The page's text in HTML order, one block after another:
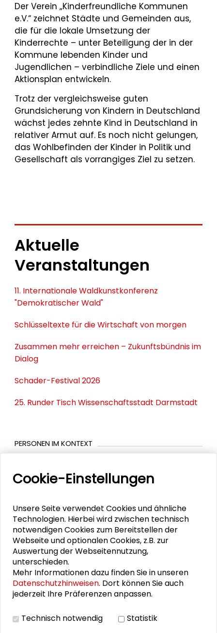
Der Verein „Kinderfreundliche Kommunen
e.V.“ zeichnet Städte und Gemeinden aus,
die für die lokale Umsetzung der
Kinderrechte – unter Beteiligung der in der
Kommune lebenden Kinder und
Jugendlichen – verbindliche Ziele und einen
Aktionsplan entwickeln.
Trotz der vergleichsweise guten
Grundsicherung von Kindern in Deutschland
wächst jedes zehnte Kind in Deutschland in
relativer Armut auf. Es noch nicht gelungen,
das Wohlbefinden der Kinder in Politik und
Gesellschaft als vorrangiges Ziel zu setzen.
Aktuelle
Veranstaltungen
11. Internationale Waldkunstkonferenz
"Demokratischer Wald"
Schlüsseltexte für die Wirtschaft von morgen
Zusammen mehr erreichen – Zukunftsbündnis im
Dialog
Schader-Festival 2026
25. Runder Tisch Wissenschaftsstadt Darmstadt
PERSONEN IM KONTEXT
DOWNLOADS
Programmflyer (PDF)
Vortrag Kinderfreundliche Kommunen
Vortrag Prof. Waldemar Stange
Praxissicht
Cookie-Einstellungen
Unsere Seite verwendet Cookies und ähnliche
Technologien. Hierbei wird zwischen technisch
notwendigen Cookies zum Bereitstellen der
Webseite und optionalen Cookies, z.B. zur
Auswertung der Webseitennutzung,
unterschieden.
Mehr Informationen dazu finden Sie in unseren
Datenschutzhinweisen. Dort können Sie auch
jederzeit Ihre Präferenzen anpassen.
Technisch notwendig Statistik